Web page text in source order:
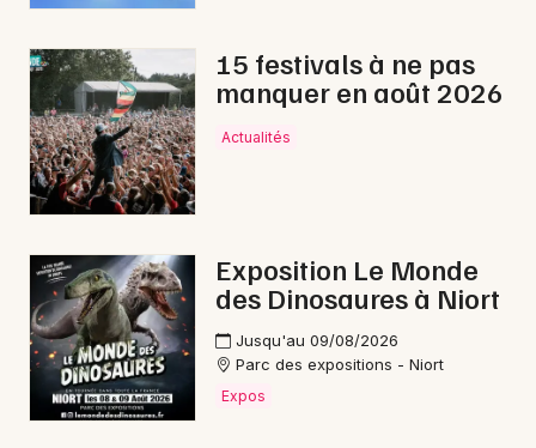
15 festivals à ne pas
manquer en août 2026
Actualités
Exposition Le Monde
des Dinosaures à Niort
Jusqu'au 09/08/2026
Parc des expositions - Niort
Expos